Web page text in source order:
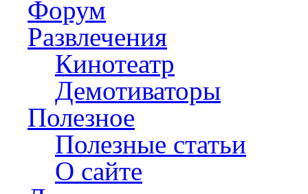
Форум
Развлечения
Кинотеатр
Демотиваторы
Полезное
Полезные статьи
О сайте